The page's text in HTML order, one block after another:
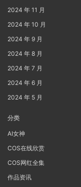
2024 年 11 月
2024 年 10 月
2024 年 9 月
2024 年 8 月
2024 年 7 月
2024 年 6 月
2024 年 5 月
分类
AI女神
COS在线欣赏
COS网红全集
作品资讯